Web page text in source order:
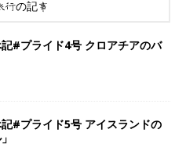
行の記事
#プライド4号 クロアチアのバ
#プライド5号 アイスランドの